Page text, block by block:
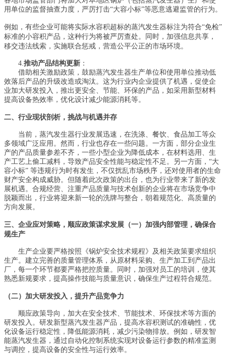
用单位的监督抽查力度，严厉打击“大容小标”等恶意逃避监管的行为。
例如，有些企业可能将实际水容积超标的蒸汽发生器标注为符合“免检”
标准的小容积产品，这种行为将被严厉查处。同时，加强信息共享，
移交违法线索，实施联合惩戒，营造公平公正的市场环境。
4.推动产品结构更新 ：
借助相关激励政策，鼓励蒸汽发生器生产单位和使用单位推动低
效落后产品的升级改造或淘汰。这为行业内企业提供了机遇，促使企
业加大研发投入，推出更安全、节能、环保的产品，如采用新型材料
提高设备热效率，优化设计减少能源消耗等。
二、行业现状剖析，挑战与机遇并存
当前，蒸汽发生器行业发展迅速，在洗涤、餐饮、食品加工等众
多领域广泛应用。然而，行业也存在一些问题。一方面，部分企业生
产的产品质量参差不齐，一些小型企业为降低成本，在材料选用、生
产工艺上偷工减料，导致产品安全性能与稳定性不足。另一方面，“大
容小标” 等违规行为时有发生，不仅扰乱市场秩序，还对使用者的生命
财产安全构成威胁。但随着此次政策的出台，也为行业带来了新的发
展机遇。合规经营、注重产品质量与技术创新的企业将在市场竞争中
脱颖而出，行业将迎来新一轮的洗牌与整合，朝着规范化、高质量的
方向发展。
三、企业应对策略，顺应政策谋求发展 （一）加强内部管理，确保合
规生产
生产企业要严格按照《锅炉安全技术规程》及相关政策要求组织
生产。建立完善的质量管理体系，从原材料采购、生产加工到产品出
厂，每一个环节都要严格把控质量。同时，加强对员工的培训，使其
熟悉新规要求，提高操作技能与质量意识，确保生产过程符合规范。
（二）加大研发投入，提升产品竞争力
顺应政策导向，加大在安全技术、节能技术、环保技术等方面的
研发投入。研发新型蒸汽发生器产品，提高水容积测试的准确性，优
化设备运行稳定性，降低能源消耗，减少污染物排放。例如，研发智
能蒸汽发生器，通过自动化控制系统实现对设备运行参数的精准监测
与调控，提高设备的安全性与运行效率。